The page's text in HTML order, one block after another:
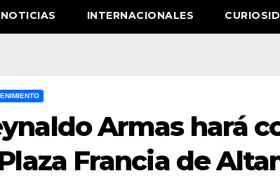
NOTICIAS INTERNACIONALES
Armas hará
Francia de